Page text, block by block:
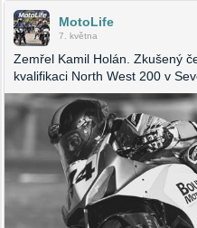
MotoLife
7. května
Zemřel Kamil Holán. Zkušený
kvalifikaci North West 200 v